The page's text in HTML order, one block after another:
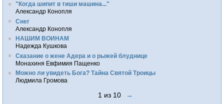
"Когда шипит в тиши машина..."
Александр Конопля
Снег
Александр Конопля
НАШИМ ВОИНАМ
Надежда Кушкова
Сказание о жене Адера и о рыжей блуднице
Монахиня Евфимия Пащенко
Можно ли увидеть Бога? Тайна Святой Троицы
Людмила Громова
1 из 10 →